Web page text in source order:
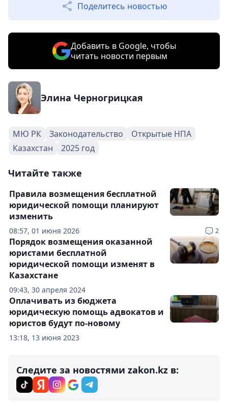
Поделитесь новостью
Добавить в Google, чтобы
читать новости первым
Элина Черногрицкая
МЮ РК Законодательство
Открытые НПА
Казахстан
2025 год
Читайте также
08:57, 01 июня 2026 2
Правила возмещения бесплатной
юридической помощи планируют
изменить
09:43, 30 апреля 2024
Порядок возмещения оказанной
юристами бесплатной
юридической помощи изменят в
Казахстане
13:18, 13 июня 2023
Оплачивать из бюджета
юридическую помощь адвокатов и
юристов будут по-новому
Следите за новостями zakon.kz в: